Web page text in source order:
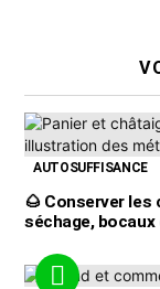
AUTOSUFFISANCE
🌰 Conserver les
séchage,